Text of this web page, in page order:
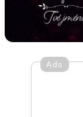
Ads